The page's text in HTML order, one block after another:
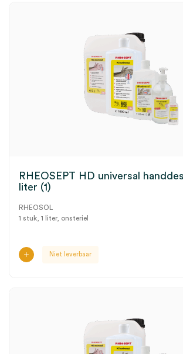
RHEOSEPT HD universal
liter (1)
RHEOSOL
1 stuk, 1 liter, onsteriel
Niet leverbaar